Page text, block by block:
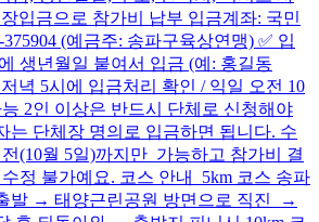
입금으로 참가비 납부 입금계좌: 국민
375904 (예금주: 송파구육상연맹) ✅ 입
생년월일 붙여서 입금 (예: 홍길동
저녁 5시에 입금처리 확인 / 익일 오전 10
2인 이상은 반드시 단체로 신청해야
는 단체장 명의로 입금하면 됩니다. 수
(10월 5일)까지만 가능하고 참가비 결
정 불가예요. 코스 안내 5km 코스 송파
발 → 태양근린공원 방면으로 직진 →